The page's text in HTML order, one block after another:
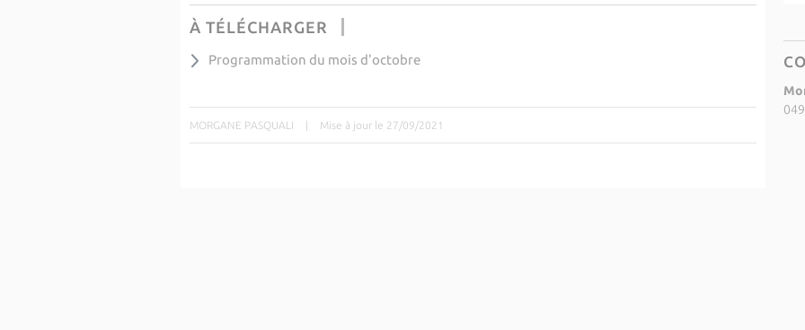
À TÉLÉCHARGER
Programmation du mois d'octobre
MORGANE PASQUALI | Mise à jour le 27/09/2021